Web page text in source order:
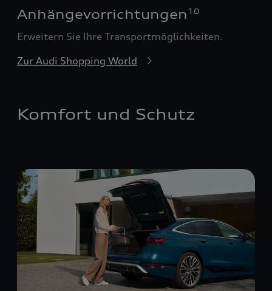
Anhängevorrichtungen 10
Erweitern Sie Ihre Transportmöglichkeiten.
Zur Audi Shopping World
Komfort und Schutz